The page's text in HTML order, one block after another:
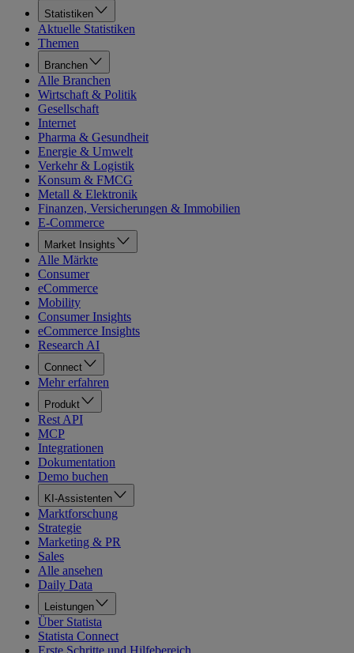
Statistiken
Aktuelle Statistiken
Themen
Branchen
Alle Branchen
Wirtschaft & Politik
Gesellschaft
Internet
Pharma & Gesundheit
Energie & Umwelt
Verkehr & Logistik
Konsum & FMCG
Metall & Elektronik
Finanzen, Versicherungen & Immobilien
E-Commerce
Market Insights
Alle Märkte
Consumer
eCommerce
Mobility
Consumer Insights
eCommerce Insights
Research AI
Connect
Mehr erfahren
Produkt
Rest API
MCP
Integrationen
Dokumentation
Demo buchen
KI-Assistenten
Marktforschung
Strategie
Marketing & PR
Sales
Alle ansehen
Daily Data
Leistungen
Über Statista
Statista Connect
Erste Schritte und Hilfebereich